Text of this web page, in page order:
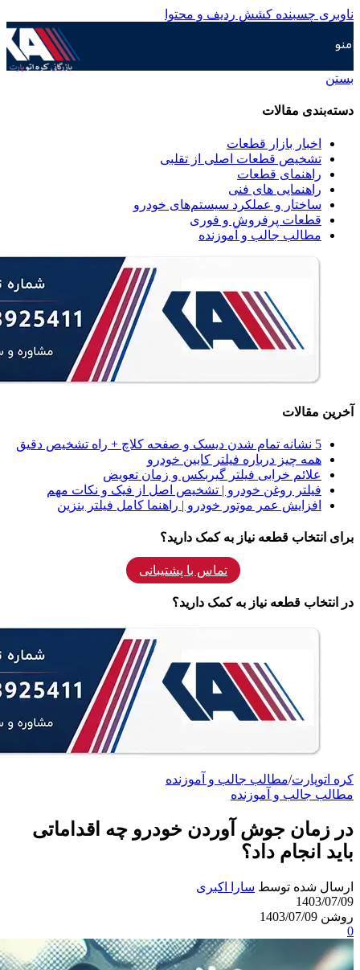
ناوبری چسبنده کشش ردیف و محتوا
منو
بستن
دسته‌بندی مقالات
اخبار بازار قطعات
تشخیص قطعات اصلی از تقلبی
راهنمای قطعات
راهنمایی های فنی
ساختار و عملکرد سیستم‌های خودرو
قطعات پرفروش و فوری
مطالب جالب و آموزنده
آخرین مقالات
5 نشانه‌ تمام شدن دیسک و صفحه کلاچ + راه تشخیص دقیق
همه‌ چیز درباره فیلتر کابین خودرو
علائم خرابی فیلتر گیربکس و زمان تعویض
فیلتر روغن خودرو | تشخیص اصل از فیک و نکات مهم
افزایش عمر موتور خودرو | راهنما کامل فیلتر بنزین
برای انتخاب قطعه نیاز به کمک دارید؟
تماس با پشتیبانی
در انتخاب قطعه نیاز به کمک دارید؟
کره اتوپارت/مطالب جالب و آموزنده
مطالب جالب و آموزنده
در زمان جوش آوردن خودرو چه اقداماتی
باید انجام داد؟
ارسال شده توسط سارا اکبری
1403/07/09
روشن 1403/07/09
0